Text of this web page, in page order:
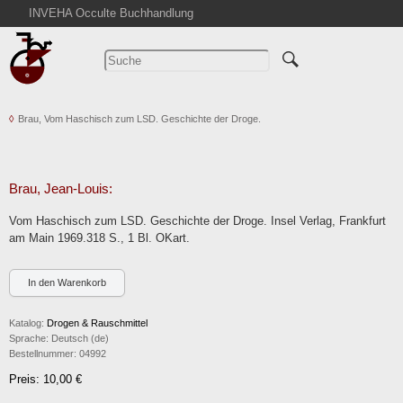
INVEHA Occulte Buchhandlung
Startseite
Detailsuche
Warenkorb
Kontakt
Widerruf
Impressum
Brau, Vom Haschisch zum LSD. Geschichte der Droge.
Brau, Jean-Louis:
Vom Haschisch zum LSD. Geschichte der Droge. Insel Verlag, Frankfurt
am Main 1969.318 S., 1 Bl. OKart.
Katalog: Drogen & Rauschmittel
Sprache: Deutsch (de)
Bestellnummer: 04992
Preis: 10,00 €